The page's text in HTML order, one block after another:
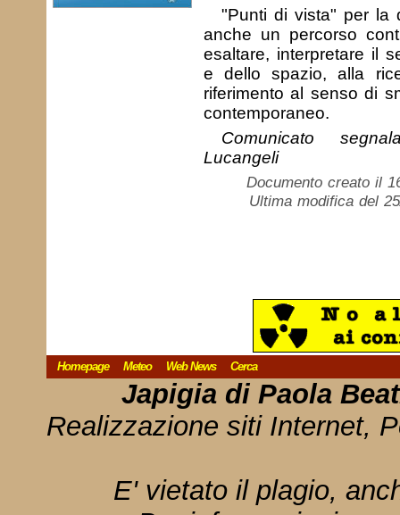
"Punti di vista" per la
anche un percorso
esaltare, interpretare il
e dello spazio, alla
riferimento al senso di
contemporaneo.
Comunicato
Lucangeli
Documento creato il
Ultima modifica del
Homepage Meteo Web News Cerca
Japigia di Paola
Realizzazione siti Internet,
E' vietato il plagio,